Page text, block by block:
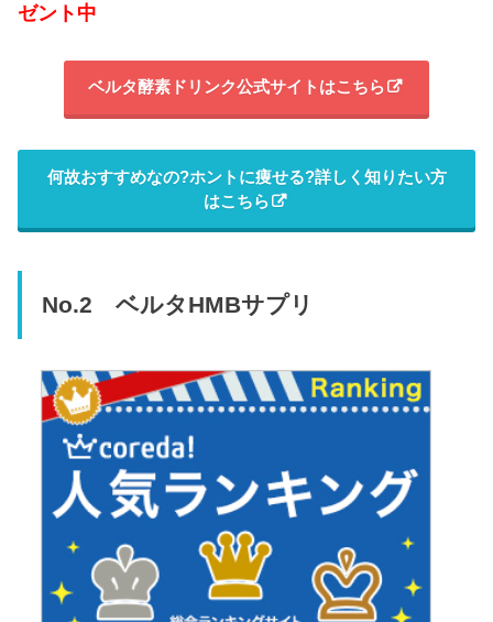
ゼント中
ベルタ酵素ドリンク公式サイトはこちら
何故おすすめなの?ホントに痩せる?詳しく知りたい方
はこちら
No.2 ベルタHMBサプリ